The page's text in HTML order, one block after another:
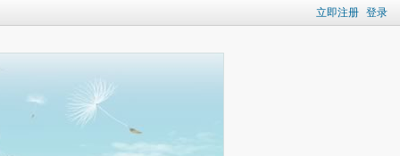
立即注册 登录